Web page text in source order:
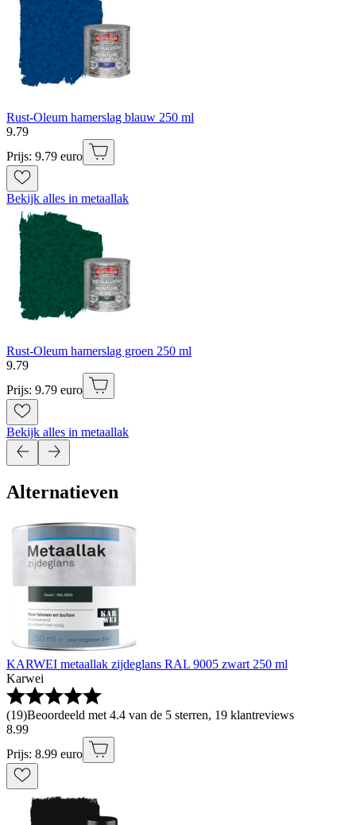
Rust-Oleum hamerslag blauw 250 ml
9.79
Prijs: 9.79 euro
Bekijk alles in metaallak
Rust-Oleum hamerslag groen 250 ml
9.79
Prijs: 9.79 euro
Bekijk alles in metaallak
Alternatieven
KARWEI metaallak zijdeglans RAL 9005 zwart 250 ml
Karwei
(19)Beoordeeld met 4.4 van de 5 sterren, 19 klantreviews
8.99
Prijs: 8.99 euro